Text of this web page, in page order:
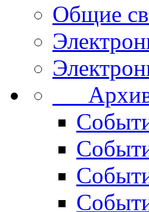
Общие